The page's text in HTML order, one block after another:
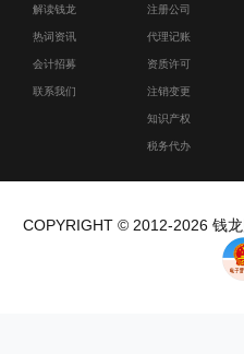
解读钱龙
热词资讯
会计招募
联系我们
注册公司
代理记账
资质许可
注销变更
知识产权
税务代办
COPYRIGHT © 2012-2026 钱